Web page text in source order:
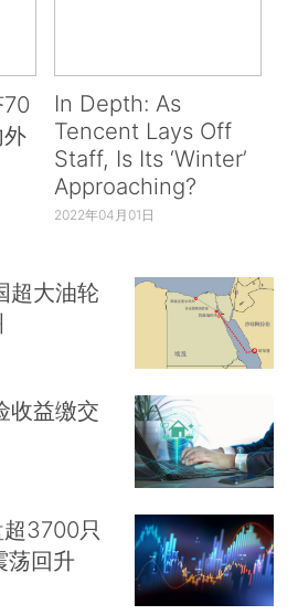
In Depth: As
Tencent Lays Off
Staff, Is Its ‘Winter’
Approaching?
2022年04月01日
超大油轮
收益缴交
超3700只
荡回升